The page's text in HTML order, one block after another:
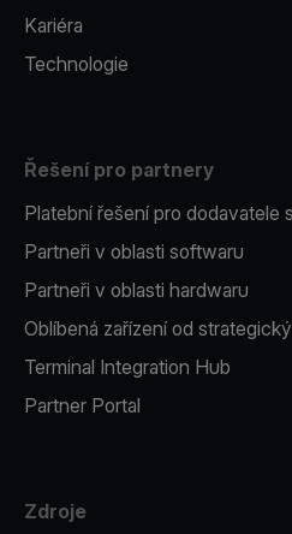
Kariéra
Technologie
Řešení pro partnery
Platební řešení pro dodavatele
Partneři v oblasti softwaru
Partneři v oblasti hardwaru
Oblíbená zařízení od
Terminal Integration Hub
Partner Portal
Zdroje